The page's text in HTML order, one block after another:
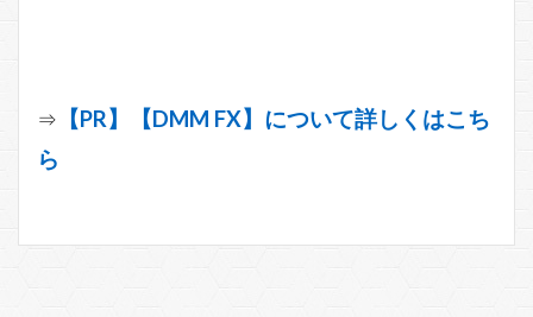
⇒ 【PR】【DMM FX】について詳しくはこち
ら